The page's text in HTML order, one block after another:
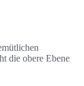
die obere Ebene